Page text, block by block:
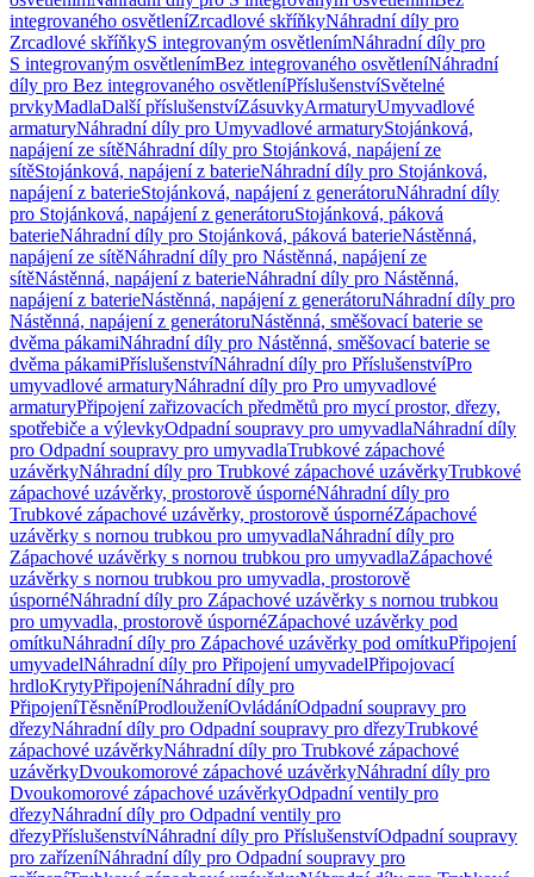
integrovaného osvětleníZrcadlové skříňkyNáhradní díly pro
Zrcadlové skříňkyS integrovaným osvětlenímNáhradní díly pro
S integrovaným osvětlenímBez integrovaného osvětleníNáhradní
díly pro Bez integrovaného osvětleníPříslušenstvíSvětelné
prvkyMadlaDalší příslušenstvíZásuvkyArmaturyUmyvadlové
armaturyNáhradní díly pro Umyvadlové armaturyStojánková,
napájení ze sítěNáhradní díly pro Stojánková, napájení ze
sítěStojánková, napájení z baterieNáhradní díly pro Stojánková,
napájení z baterieStojánková, napájení z generátoruNáhradní díly
pro Stojánková, napájení z generátoruStojánková, páková
baterieNáhradní díly pro Stojánková, páková baterieNástěnná,
napájení ze sítěNáhradní díly pro Nástěnná, napájení ze
sítěNástěnná, napájení z baterieNáhradní díly pro Nástěnná,
napájení z baterieNástěnná, napájení z generátoruNáhradní díly pro
Nástěnná, napájení z generátoruNástěnná, směšovací baterie se
dvěma pákamiNáhradní díly pro Nástěnná, směšovací baterie se
dvěma pákamiPříslušenstvíNáhradní díly pro PříslušenstvíPro
umyvadlové armaturyNáhradní díly pro Pro umyvadlové
armaturyPřipojení zařizovacích předmětů pro mycí prostor, dřezy,
spotřebiče a výlevkyOdpadní soupravy pro umyvadlaNáhradní díly
pro Odpadní soupravy pro umyvadlaTrubkové zápachové
uzávěrkyNáhradní díly pro Trubkové zápachové uzávěrkyTrubkové
zápachové uzávěrky, prostorově úspornéNáhradní díly pro
Trubkové zápachové uzávěrky, prostorově úspornéZápachové
uzávěrky s nornou trubkou pro umyvadlaNáhradní díly pro
Zápachové uzávěrky s nornou trubkou pro umyvadlaZápachové
uzávěrky s nornou trubkou pro umyvadla, prostorově
úspornéNáhradní díly pro Zápachové uzávěrky s nornou trubkou
pro umyvadla, prostorově úspornéZápachové uzávěrky pod
omítkuNáhradní díly pro Zápachové uzávěrky pod omítkuPřipojení
umyvadelNáhradní díly pro Připojení umyvadelPřipojovací
hrdloKrytyPřipojeníNáhradní díly pro
PřipojeníTěsněníProdlouženíOvládáníOdpadní soupravy pro
dřezyNáhradní díly pro Odpadní soupravy pro dřezyTrubkové
zápachové uzávěrkyNáhradní díly pro Trubkové zápachové
uzávěrkyDvoukomorové zápachové uzávěrkyNáhradní díly pro
Dvoukomorové zápachové uzávěrkyOdpadní ventily pro
dřezyNáhradní díly pro Odpadní ventily pro
dřezyPříslušenstvíNáhradní díly pro PříslušenstvíOdpadní soupravy
pro zařízeníNáhradní díly pro Odpadní soupravy pro